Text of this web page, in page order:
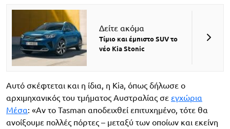
Δείτε ακόμα
Τίμιο και έμπιστο SUV το
νέο Kia Stonic
Αυτό σκέφτεται και η ίδια, η Kia, όπως δήλωσε ο
αρχιμηχανικός του τμήματος Αυστραλίας σε εγχώρια
Μέσα: «Αν το Tasman αποδειχθεί επιτυχημένο, τότε θα
ανοίξουμε πολλές πόρτες – μεταξύ των οποίων και εκείνη